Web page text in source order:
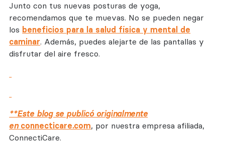
Junto con tus nuevas posturas de yoga,
recomendamos que te muevas. No se pueden negar
los beneficios para la salud física y mental de
caminar. Además, puedes alejarte de las pantallas y
disfrutar del aire fresco.
**Este blog se publicó originalmente
en connecticare.com, por nuestra empresa afiliada,
ConnectiCare.